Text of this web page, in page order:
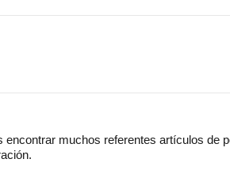
muchos referentes artículos de